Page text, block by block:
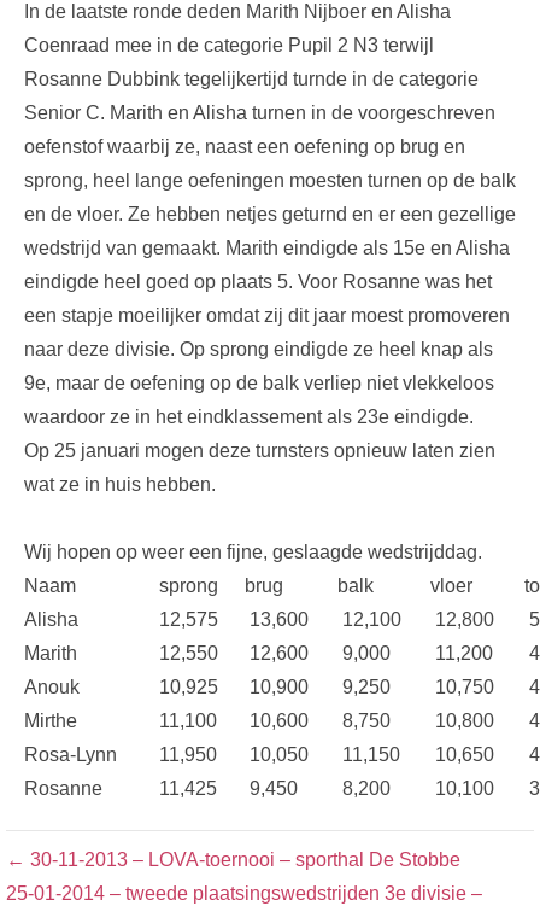
In de laatste ronde deden Marith Nijboer en Alisha
Coenraad mee in de categorie Pupil 2 N3 terwijl
Rosanne Dubbink tegelijkertijd turnde in de categorie
Senior C. Marith en Alisha turnen in de voorgeschreven
oefenstof waarbij ze, naast een oefening op brug en
sprong, heel lange oefeningen moesten turnen op de balk
en de vloer. Ze hebben netjes geturnd en er een gezellige
wedstrijd van gemaakt. Marith eindigde als 15e en Alisha
eindigde heel goed op plaats 5. Voor Rosanne was het
een stapje moeilijker omdat zij dit jaar moest promoveren
naar deze divisie. Op sprong eindigde ze heel knap als
9e, maar de oefening op de balk verliep niet vlekkeloos
waardoor ze in het eindklassement als 23e eindigde.
Op 25 januari mogen deze turnsters opnieuw laten zien
wat ze in huis hebben.
Wij hopen op weer een fijne, geslaagde wedstrijddag.
Naam
sprong brug balk vloer
Alisha
12,575 13,600 12,100 12,800
Marith
12,550 12,600 9,000 11,200
Anouk
10,925 10,900 9,250 10,750
Mirthe
11,100 10,600 8,750 10,800
Rosa-Lynn
11,950 10,050 11,150 10,650
Rosanne
11,425 9,450 8,200 10,100
← 30-11-2013 – LOVA-toernooi – sporthal De Stobbe
25-01-2014 – tweede plaatsingswedstrijden 3e divisie –